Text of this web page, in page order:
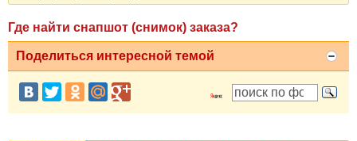
Где найти снапшот (снимок) заказа?
Поделиться интересной темой